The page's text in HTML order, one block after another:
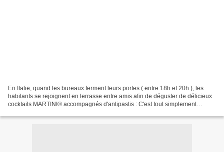
En Italie, quand les bureaux ferment leurs portes ( entre 18h et 20h ), les
habitants se rejoignent en terrasse entre amis afin de déguster de délicieux
cocktails MARTINI® accompagnés d'antipastis : C'est tout simplement